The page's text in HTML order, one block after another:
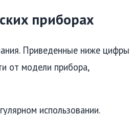
приборах
Приведенные ниже цифры
от модели прибора,
использовании.